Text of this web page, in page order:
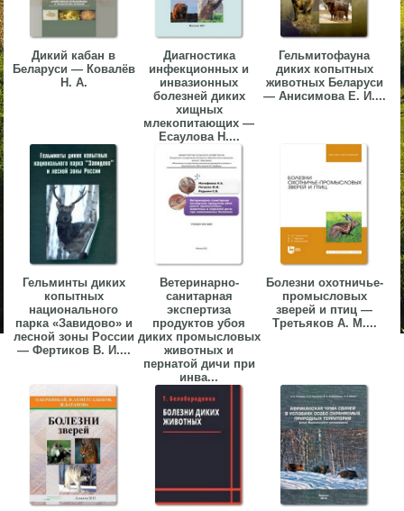
Дикий кабан в
Беларуси — Ковалёв
Н. А.
Диагностика
инфекционных и
инвазионных
болезней диких
хищных
млекопитающих —
Есаулова Н....
Гельмитофауна
диких копытных
животных Беларуси
— Анисимова Е. И....
Гельминты диких
копытных
национального
парка «Завидово» и
лесной зоны России
— Фертиков В. И....
Ветеринарно-
санитарная
экспертиза
продуктов убоя
диких промысловых
животных и
пернатой дичи при
инва...
Болезни охотничье-
промысловых
зверей и птиц —
Третьяков А. М....